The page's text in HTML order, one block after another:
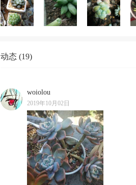
动态 (19)
woiolou
2019年10月02日